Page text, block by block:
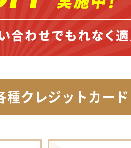
種クレジットカード